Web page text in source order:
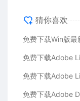
猜你喜欢